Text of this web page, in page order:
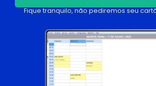
Fique tranquilo, não pediremos seu